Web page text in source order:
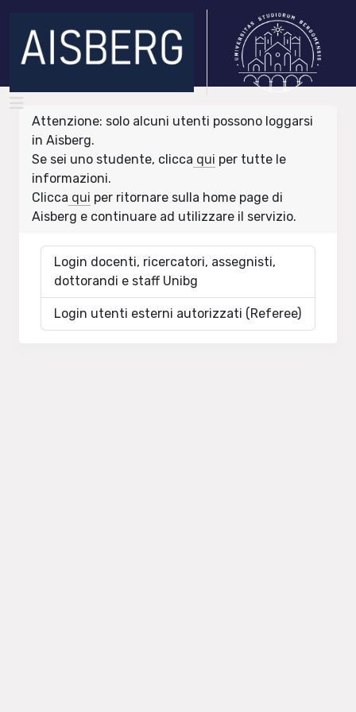
Attenzione: solo alcuni utenti possono loggarsi
in Aisberg.
Se sei uno studente, clicca qui per tutte le
informazioni.
Clicca qui per ritornare sulla home page di
Aisberg e continuare ad utilizzare il servizio.
Login docenti, ricercatori, assegnisti,
dottorandi e staff Unibg
Login utenti esterni autorizzati (Referee)